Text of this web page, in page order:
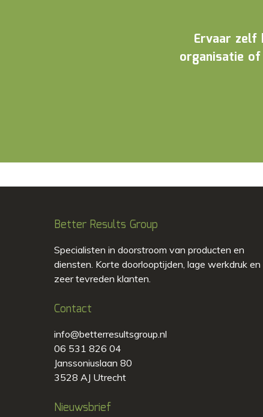
Ervaar zelf
organisatie
Better Results Group
Specialisten in doorstroom van producten en
diensten. Korte doorlooptijden, lage werkdruk en
zeer tevreden klanten.
Contact
info@betterresultsgroup.nl
06 531 826 04
Janssoniuslaan 80
3528 AJ Utrecht
Nieuwsbrief